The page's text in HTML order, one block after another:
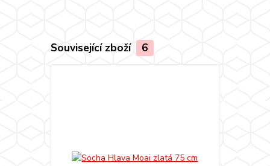
Související zboží 6